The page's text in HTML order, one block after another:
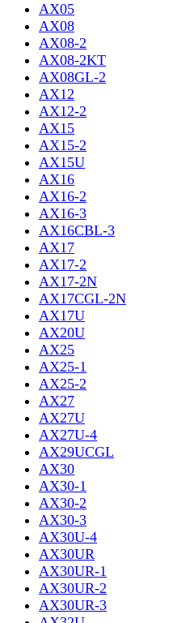
AX05
AX08
AX08-2
AX08-2KT
AX08GL-2
AX12
AX12-2
AX15
AX15-2
AX15U
AX16
AX16-2
AX16-3
AX16CBL-3
AX17
AX17-2
AX17-2N
AX17CGL-2N
AX17U
AX20U
AX25
AX25-1
AX25-2
AX27
AX27U
AX27U-4
AX29UCGL
AX30
AX30-1
AX30-2
AX30-3
AX30U-4
AX30UR
AX30UR-1
AX30UR-2
AX30UR-3